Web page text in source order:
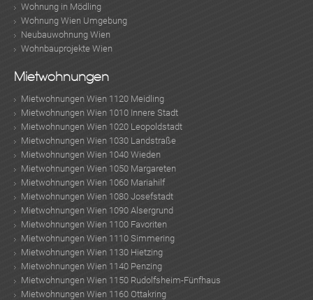
Wohnung in Mödling
Wohnung Wien Umgebung
Neubauwohnung Wien
Wohnbauprojekte Wien
Mietwohnungen
Mietwohnungen Wien 1120 Meidling
Mietwohnungen Wien 1010 Innere Stadt
Mietwohnungen Wien 1020 Leopoldstadt
Mietwohnungen Wien 1030 Landstraße
Mietwohnungen Wien 1040 Wieden
Mietwohnungen Wien 1050 Margareten
Mietwohnungen Wien 1060 Mariahilf
Mietwohnungen Wien 1080 Josefstadt
Mietwohnungen Wien 1090 Alsergrund
Mietwohnungen Wien 1100 Favoriten
Mietwohnungen Wien 1110 Simmering
Mietwohnungen Wien 1130 Hietzing
Mietwohnungen Wien 1140 Penzing
Mietwohnungen Wien 1150 Rudolfsheim-Fünfhaus
Mietwohnungen Wien 1160 Ottakring